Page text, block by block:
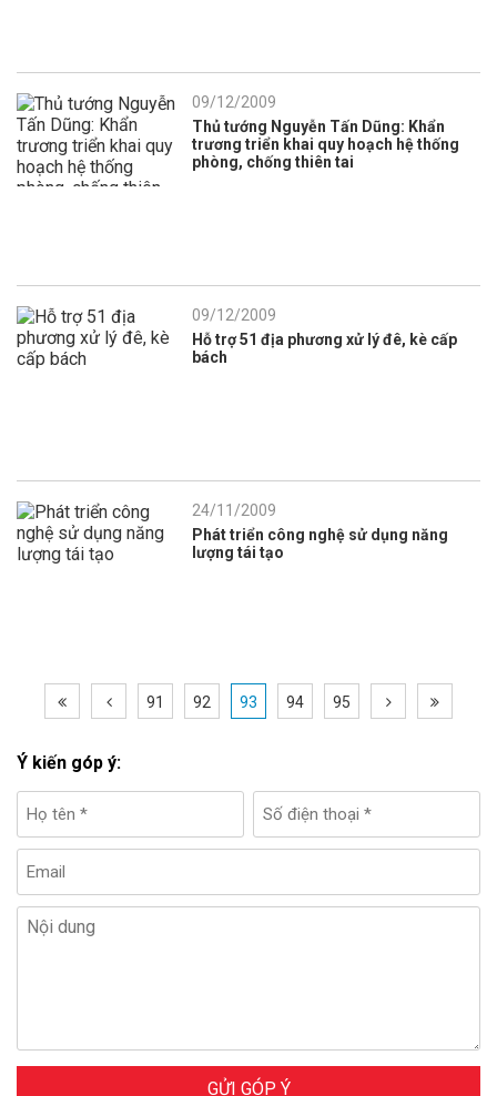
09/12/2009
Thủ tướng Nguyễn Tấn Dũng: Khẩn
trương triển khai quy hoạch hệ thống
phòng, chống thiên tai
09/12/2009
Hỗ trợ 51 địa phương xử lý đê, kè cấp
bách
24/11/2009
Phát triển công nghệ sử dụng năng
lượng tái tạo
91 92 93 94 95
Ý kiến góp ý:
GỬI GÓP Ý